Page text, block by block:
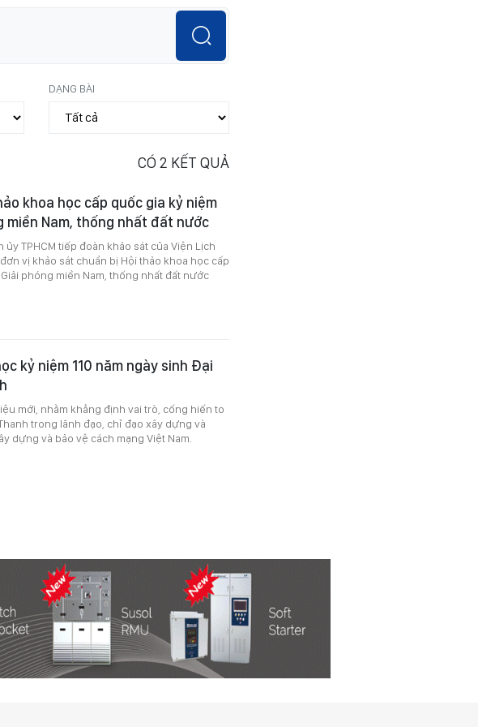
DẠNG BÀI
CÓ 2 KẾT QUẢ
khoa học cấp quốc gia kỷ niệm
miền Nam, thống nhất đất nước
ủy TPHCM tiếp đoàn khảo sát của Viện Lịch
vị khảo sát chuẩn bị Hội thảo khoa học cấp
phóng miền Nam, thống nhất đất nước
kỷ niệm 110 năm ngày sinh Đại
mới, nhằm khẳng định vai trò, cống hiến to
trong lãnh đạo, chỉ đạo xây dựng và
dựng và bảo vệ cách mạng Việt Nam.